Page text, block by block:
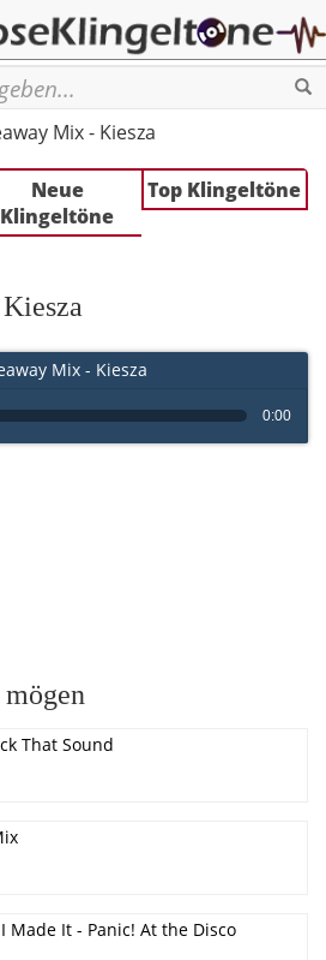
Mix - Kiesza
Neue
Klingeltöne
Top Klingeltöne
Mix - Kiesza
0:00
That Sound
Made It - Panic! At the Disco